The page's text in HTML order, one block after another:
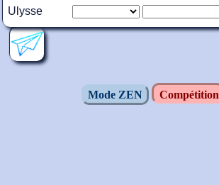
Ulysse
Mode ZEN Compétition